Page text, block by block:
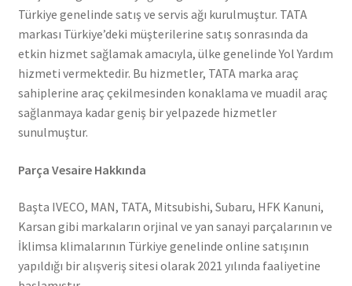
Türkiye genelinde satış ve servis ağı kurulmuştur. TATA
markası Türkiye’deki müşterilerine satış sonrasında da
etkin hizmet sağlamak amacıyla, ülke genelinde Yol Yardım
hizmeti vermektedir. Bu hizmetler, TATA marka araç
sahiplerine araç çekilmesinden konaklama ve muadil araç
sağlanmaya kadar geniş bir yelpazede hizmetler
sunulmuştur.
Parça Vesaire Hakkında
Başta IVECO, MAN, TATA, Mitsubishi, Subaru, HFK Kanuni,
Karsan gibi markaların orjinal ve yan sanayi parçalarının ve
İklimsa klimalarının Türkiye genelinde online satışının
yapıldığı bir alışveriş sitesi olarak 2021 yılında faaliyetine